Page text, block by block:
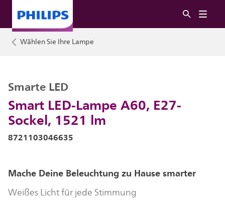
Wählen Sie Ihre Lampe
Smart LED-Lampe A60, E27-
Sockel, 1521 lm
Smarte LED
8721103046635
Mache Deine Beleuchtung zu Hause smarter
Weißes Licht für jede Stimmung